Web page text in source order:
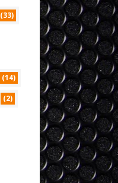
(33)
(14)
(2)